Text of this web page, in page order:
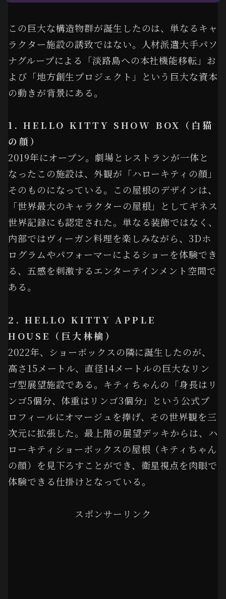
この巨大な構造物群が誕生したのは、単なるキャ
ラクター施設の誘致ではない。人材派遣大手パソ
ナグループによる「淡路島への本社機能移転」お
よび「地方創生プロジェクト」という巨大な資本
の動きが背景にある。
1. HELLO KITTY SHOW BOX（白猫
の顔）
2019年にオープン。劇場とレストランが一体と
なったこの施設は、外観が「ハローキティの顔」
そのものになっている。この屋根のデザインは、
「世界最大のキャラクターの屋根」としてギネス
世界記録にも認定された。単なる装飾ではなく、
内部ではヴィーガン料理を楽しみながら、3Dホ
ログラムやパフォーマーによるショーを体験でき
る、五感を刺激するエンターテインメント空間で
ある。
2. HELLO KITTY APPLE
HOUSE（巨大林檎）
2022年、ショーボックスの隣に誕生したのが、
高さ15メートル、直径14メートルの巨大なリン
ゴ型展望施設である。キティちゃんの「身長はリ
ンゴ5個分、体重はリンゴ3個分」という公式プ
ロフィールにオマージュを捧げ、その世界観を三
次元に拡張した。最上階の展望デッキからは、ハ
ローキティショーボックスの屋根（キティちゃん
の顔）を見下ろすことができ、衛星視点を肉眼で
体験できる仕掛けとなっている。
スポンサーリンク